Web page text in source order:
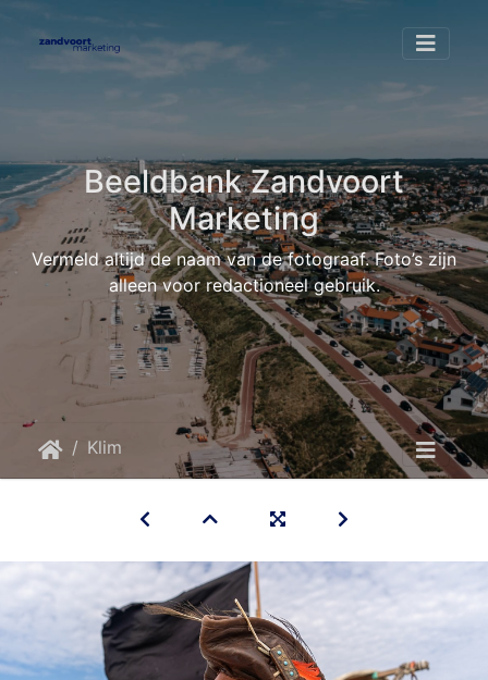
Beeldbank Zandvoort
Marketing
Vermeld altijd de naam van de fotograaf. Foto’s zijn
alleen voor redactioneel gebruik.
Klimaat piraat zandvoort2207 vielweib-07025